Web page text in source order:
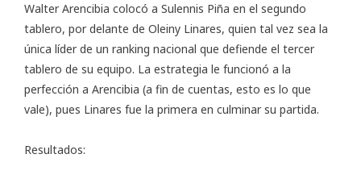
Walter Arencibia colocó a Sulennis Piña en el segundo
tablero, por delante de Oleiny Linares, quien tal vez sea la
única líder de un ranking nacional que defiende el tercer
tablero de su equipo. La estrategia le funcionó a la
perfección a Arencibia (a fin de cuentas, esto es lo que
vale), pues Linares fue la primera en culminar su partida.
Resultados: